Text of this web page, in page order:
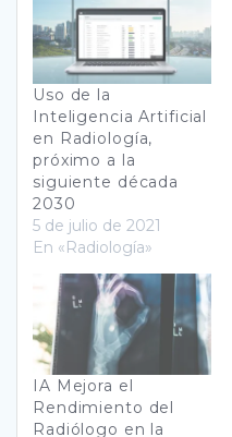
Uso de la
Inteligencia Artificial
en Radiología,
próximo a la
siguiente década
2030
5 de julio de 2021
En «Radiología»
IA Mejora el
Rendimiento del
Radiólogo en la